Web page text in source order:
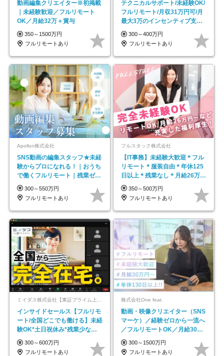
動画編集クリエイター※初掲載
｜未経験歓迎／フルリモート
OK／月給32万＋賞与
350～1500万円
フルリモートあり
テクニカルサポート/未経験OK/
フルリモート/月収31万円可/月
最大3万のインセンティブ支給/
平均年齢33歳
300～400万円
フルリモートあり
Apollon株式会社
SNS動画の編集スタッフ★未経
験からプロになれる！｜おうち
で働くフルリモート｜残業ゼロ
で18時退勤◎
300～550万円
フルリモートあり
フルスタック株式会社
【IT事務】未経験大歓迎＊フル
リモート＊服装自由＊年休125
日以上＊残業なし＊月給26万円
以上
350～500万円
フルリモートあり
ミイダス株式会社【東証プライム上場パーソルグループ】
インサイドセールス【フルリモ
ート/全国どこでも働ける】未経
験OK*土日祝休み*残業少なめ*
在宅勤務手当あり
300～600万円
フルリモートあり
株式会社One feat.
動画・映像クリエイター（SNS
マーケ）／経験ゼロから一流へ
／フルリモートOK／月給30万
円～／年休130日以上
300～1500万円
フルリモートあり